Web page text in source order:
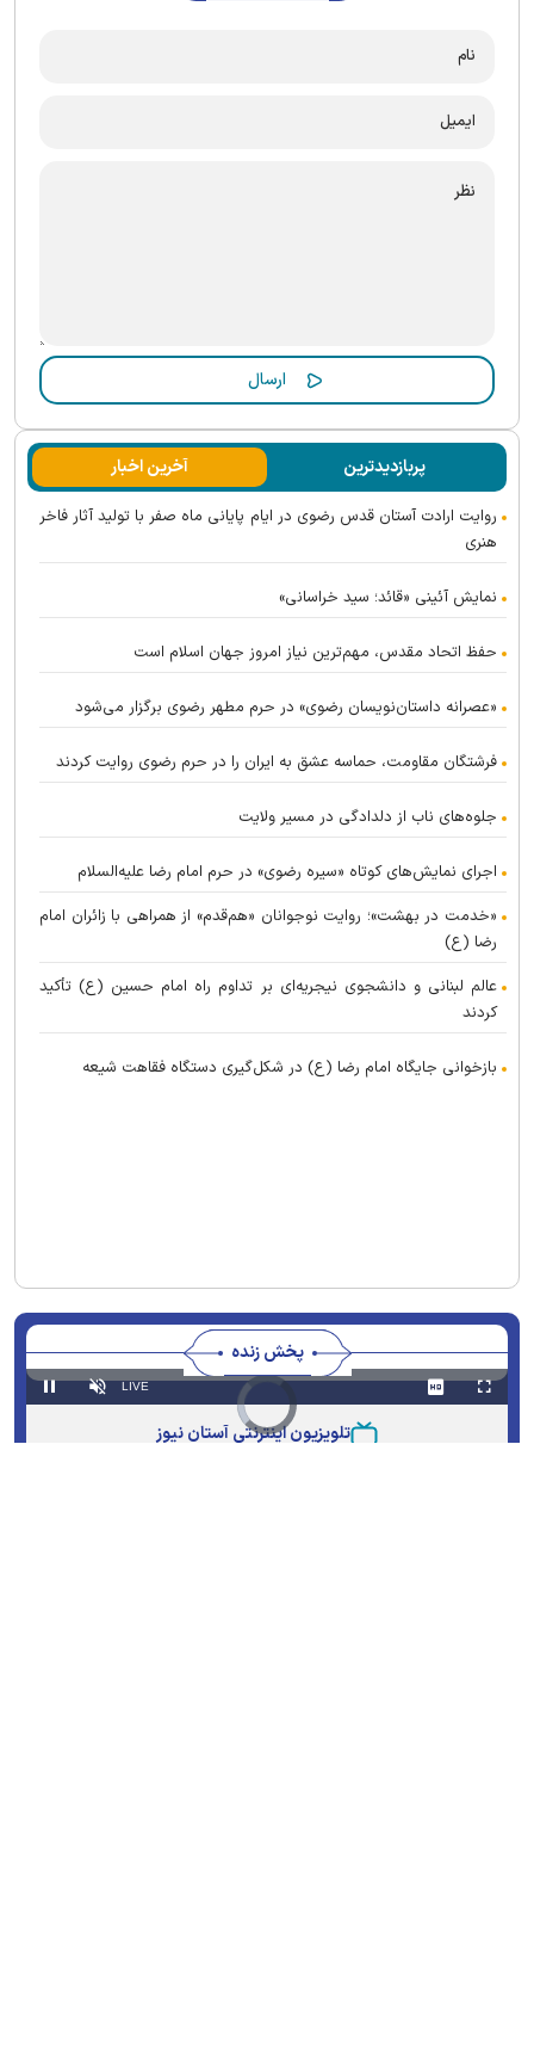
پربازدیدترین آخرین اخبار
روایت ارادت آستان قدس رضوی در ایام پایانی ماه صفر با تولید آثار فاخر
هنری
نمایش آئینی «قائد؛ سید خراسانی»
حفظ اتحاد مقدس، مهم‌ترین نیاز امروز جهان اسلام است
«عصرانه داستان‌نویسان رضوی» در حرم مطهر رضوی برگزار می‌شود
فرشتگان مقاومت، حماسه عشق به ایران را در حرم رضوی روایت کردند
جلوه‌های ناب از دلدادگی در مسیر ولایت
اجرای نمایش‌های کوتاه «سیره رضوی» در حرم امام رضا علیه‌السلام
«خدمت در بهشت»؛ روایت نوجوانان «هم‌قدم» از همراهی با زائران امام
رضا (ع)
عالم لبنانی و دانشجوی نیجریه‌ای بر تداوم راه امام حسین (ع) تأکید
کردند
بازخوانی جایگاه امام رضا (ع) در شکل‌گیری دستگاه فقاهت شیعه
پخش زنده
Video
Player
is
loading.
Pause Unmute Stream
LIVE Fullscreen
تلویزیون اینترنتی آستان نیوز